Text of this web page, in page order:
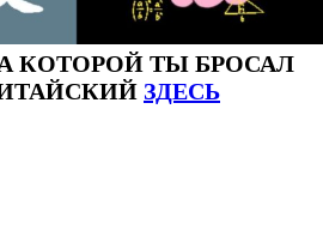
КОТОРОЙ ТЫ БРОСАЛ
ЗДЕСЬ